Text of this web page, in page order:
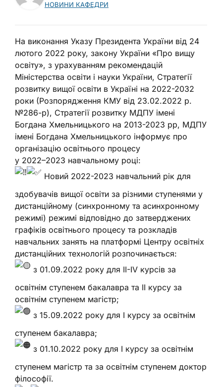
НОВИНИ КАФЕДРИ
На виконання Указу Президента України від 24
лютого 2022 року, закону України «Про вищу
освіту», з урахуванням рекомендацій
Міністерства освіти і науки України, Стратегії
розвитку вищої освіти в Україні на 2022-2032
роки (Розпорядження КМУ від 23.02.2022 р.
№286-р), Стратегії розвитку МДПУ імені
Богдана Хмельницького на 2013-2023 рр, МДПУ
імені Богдана Хмельницького інформує про
організацію освітнього процесу
у 2022–2023 навчальному році:
Новий 2022-2023 навчальний рік для
здобувачів вищої освіти за різними ступенями у
дистанційному (синхронному та асинхронному
режимі) режимі відповідно до затверджених
графіків освітнього процесу та розкладів
навчальних занять на платформі Центру освітніх
дистанційних технологій розпочинається:
з 01.09.2022 року для ІІ-IV курсів за
освітнім ступенем бакалавра та ІІ курсу за
освітнім ступенем магістр;
з 15.09.2022 року для І курсу за освітнім
ступенем бакалавра;
з 01.10.2022 року для І курсу за освітнім
ступенем магістр та за освітнім ступенем доктор
філософії.